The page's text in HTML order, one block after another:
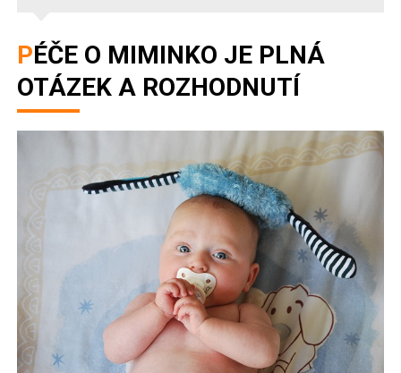
PÉČE O MIMINKO JE PLNÁ
OTÁZEK A ROZHODNUTÍ